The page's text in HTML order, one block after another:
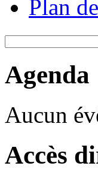
Plan
Agenda
Aucun
Accès